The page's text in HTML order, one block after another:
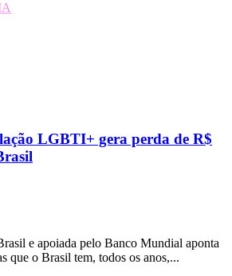
LGBTI+ gera perda de R$
e apoiada pelo Banco Mundial aponta
que o Brasil tem, todos os anos,...